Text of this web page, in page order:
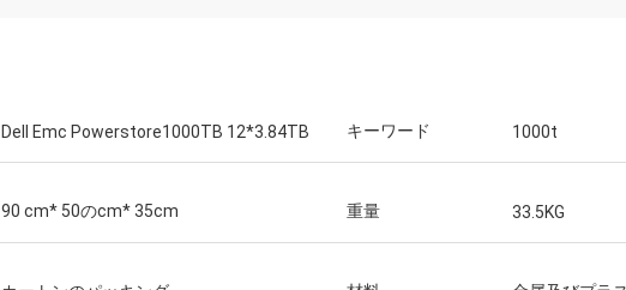
Dell Emc Powerstore1000TB 12*3.84TB キーワード 1000t
90 cm* 50のcm* 35cm 重量 33.5KG